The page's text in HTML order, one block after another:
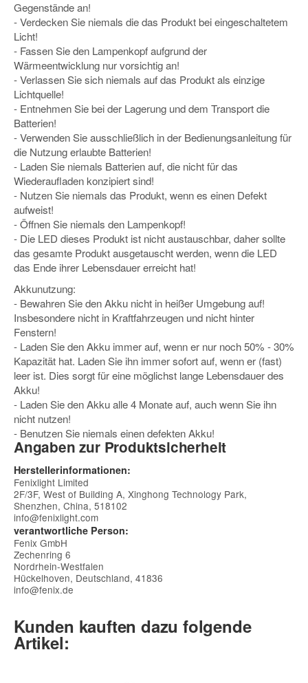
Gegenstände an!
- Verdecken Sie niemals die das Produkt bei eingeschaltetem
Licht!
- Fassen Sie den Lampenkopf aufgrund der
Wärmeentwicklung nur vorsichtig an!
- Verlassen Sie sich niemals auf das Produkt als einzige
Lichtquelle!
- Entnehmen Sie bei der Lagerung und dem Transport die
Batterien!
- Verwenden Sie ausschließlich in der Bedienungsanleitung für
die Nutzung erlaubte Batterien!
- Laden Sie niemals Batterien auf, die nicht für das
Wiederaufladen konzipiert sind!
- Nutzen Sie niemals das Produkt, wenn es einen Defekt
aufweist!
- Öffnen Sie niemals den Lampenkopf!
- Die LED dieses Produkt ist nicht austauschbar, daher sollte
das gesamte Produkt ausgetauscht werden, wenn die LED
das Ende ihrer Lebensdauer erreicht hat!
Akkunutzung:
- Bewahren Sie den Akku nicht in heißer Umgebung auf!
Insbesondere nicht in Kraftfahrzeugen und nicht hinter
Fenstern!
- Laden Sie den Akku immer auf, wenn er nur noch 50% - 30%
Kapazität hat. Laden Sie ihn immer sofort auf, wenn er (fast)
leer ist. Dies sorgt für eine möglichst lange Lebensdauer des
Akku!
- Laden Sie den Akku alle 4 Monate auf, auch wenn Sie ihn
nicht nutzen!
- Benutzen Sie niemals einen defekten Akku!
Angaben zur Produktsicherheit
Herstellerinformationen:
Fenixlight Limited
2F/3F, West of Building A, Xinghong Technology Park,
Shenzhen, China, 518102
info@fenixlight.com
verantwortliche Person:
Fenix GmbH
Zechenring 6
Nordrhein-Westfalen
Hückelhoven, Deutschland, 41836
info@fenix.de
Kunden kauften dazu folgende
Artikel: